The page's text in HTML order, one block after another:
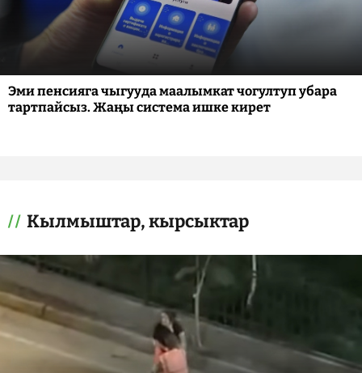
Эми пенсияга чыгууда маалымкат чогултуп убара
тартпайсыз. Жаңы система ишке кирет
Кылмыштар, кырсыктар